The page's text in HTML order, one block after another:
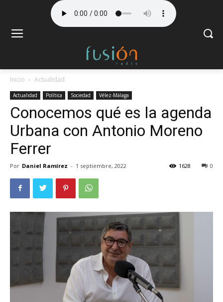
Inicio Actualidad
Actualidad Política Sociedad Vélez-Málaga
Conocemos qué es la agenda
Urbana con Antonio Moreno
Ferrer
Por Daniel Ramírez - 1 septiembre, 2022 0
1628